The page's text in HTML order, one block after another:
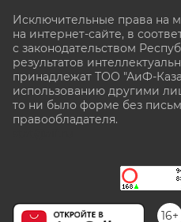
Исключительные права на
на интернет-сайте, в
с законодательством
результатов
принадлежат ТОО "АиФ-
использованию другими
то ни было форме без
правообладателя.
16+